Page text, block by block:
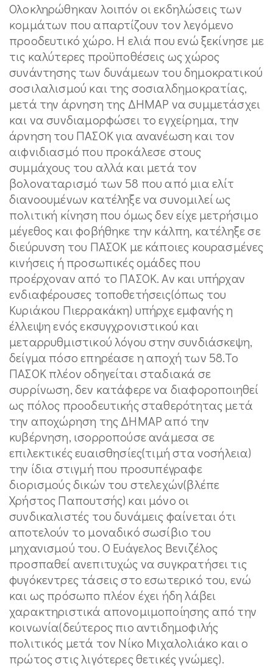
Ολοκληρώθηκαν λοιπόν οι εκδηλώσεις των
κομμάτων που απαρτίζουν τον λεγόμενο
προοδευτικό χώρο. Η ελιά που ενώ ξεκίνησε με
τις καλύτερες προϋποθέσεις ως χώρος
συνάντησης των δυνάμεων του δημοκρατικού
σοσιλαλισμού και της σοσιαλδημοκρατίας,
μετά την άρνηση της ΔΗΜΑΡ να συμμετάσχει
και να συνδιαμορφώσει το εγχείρημα, την
άρνηση του ΠΑΣΟΚ για ανανέωση και τον
αιφνιδιασμό που προκάλεσε στους
συμμάχους του αλλά και μετά τον
βολοναταρισμό των 58 που από μια ελίτ
διανοουμένων κατέληξε να συνομιλεί ως
πολιτική κίνηση που όμως δεν είχε μετρήσιμο
μέγεθος και φοβήθηκε την κάλπη, κατέληξε σε
διεύρυνση του ΠΑΣΟΚ με κάποιες κουρασμένες
κινήσεις ή προσωπικές ομάδες που
προέρχοναν από το ΠΑΣΟΚ. Αν και υπήρχαν
ενδιαφέρουσες τοποθετήσεις(όπως του
Κυριάκου Πιερρακάκη) υπήρχε εμφανής η
έλλειψη ενός εκσυγχρονιστικού και
μεταρρυθμιστικού λόγου στην συνδιάσκεψη,
δείγμα πόσο επηρέασε η αποχή των 58.Το
ΠΑΣΟΚ πλέον οδηγείται σταδιακά σε
συρρίνωση, δεν κατάφερε να διαφοροποιηθεί
ως πόλος προοδευτικής σταθερότητας μετά
την αποχώρηση της ΔΗΜΑΡ από την
κυβέρνηση, ισορροπούσε ανάμεσα σε
επιλεκτικές ευαισθησίες(τιμή στα νοσήλεια)
την ίδια στιγμή που προσυπέγραφε
διορισμούς δικών του στελεχών(βλέπε
Χρήστος Παπουτσής) και μόνο οι
συνδικαλιστές του δυνάμεις φαίνεται ότι
αποτελούν το μοναδικό σωσίβιο του
μηχανισμού του. Ο Ευάγελος Βενιζέλος
προσπαθεί ανεπιτυχώς να συγκρατήσει τις
φυγόκεντρες τάσεις στο εσωτερικό του, ενώ
και ως πρόσωπο πλέον έχει ήδη λάβει
χαρακτηριστικά απονομιμοποίησης από την
κοινωνία(δεύτερος πιο αντιδημοφιλής
πολιτικός μετά τον Νίκο Μιχαλολιάκο και ο
πρώτος στις λιγότερες θετικές γνώμες).